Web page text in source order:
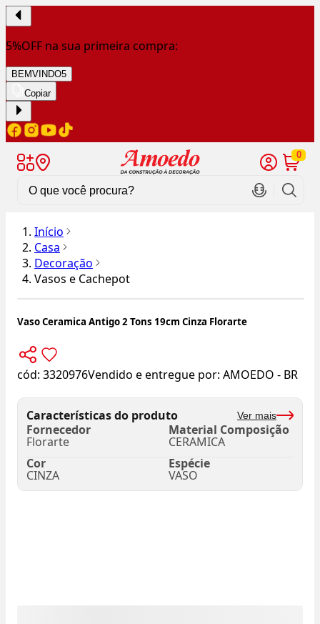
5%OFF na sua primeira compra:
BEMVINDO5
Copiar
0
Início
Casa
Decoração
Vasos e Cachepot
Vaso Ceramica Antigo 2 Tons 19cm Cinza Florarte
cód: 3320976Vendido e entregue por: AMOEDO - BR
Características do produto Ver mais
Fornecedor
Florarte
Material Composição
CERAMICA
Cor
CINZA
Espécie
VASO